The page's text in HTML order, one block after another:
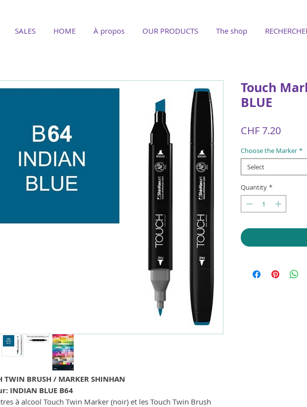
SALES HOME À propos OUR PRODUCTS The shop
TWIN BRUSH / MARKER SHINHAN
INDIAN BLUE B64
à alcool Touch Twin Marker (noir) et les Touch Twin Brush
Touch
BLUE
CHF 7.20Price
Choose the Marker *
Select
Quantity *